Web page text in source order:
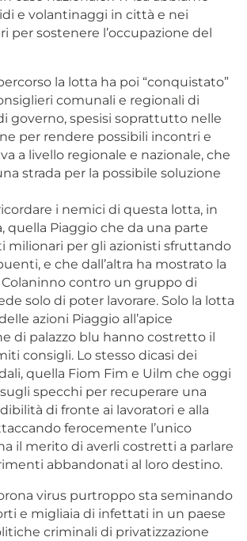
e volantinaggi in città e nei
per sostenere l’occupazione del
la lotta ha poi “conquistato”
comunali e regionali di
governo, spesisi soprattutto nelle
per rendere possibili incontri e
a livello regionale e nazionale, che
strada per la possibile soluzione
i nemici di questa lotta, in
quella Piaggio che da una parte
milionari per gli azionisti sfruttando
e che dall’altra ha mostrato la
Colaninno contro un gruppo di
solo di poter lavorare. Solo la lotta
azioni Piaggio all’apice
di palazzo blu hanno costretto il
consigli. Lo stesso dicasi dei
quella Fiom Fim e Uilm che oggi
specchi per recuperare una
di fronte ai lavoratori e alla
ferocemente l’unico
il merito di averli costretti a parlare
abbandonati al loro destino.
virus purtroppo sta seminando
e migliaia di infettati in un paese
criminali di privatizzazione